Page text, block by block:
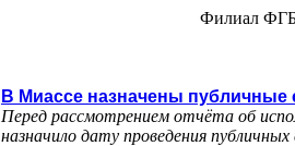
Филиал
В Миассе назначены
Перед рассмотрением отчёта об
назначило дату проведения